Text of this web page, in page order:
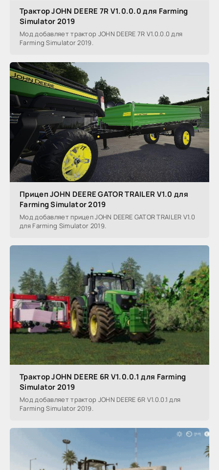
Трактор JOHN DEERE 7R V1.0.0.0 для Farming
Simulator 2019
Мод добавляет трактор JOHN DEERE 7R V1.0.0.0 для
Farming Simulator 2019.
Прицеп JOHN DEERE GATOR TRAILER V1.0 для
Farming Simulator 2019
Мод добавляет прицеп JOHN DEERE GATOR TRAILER V1.0
для Farming Simulator 2019.
Трактор JOHN DEERE 6R V1.0.0.1 для Farming
Simulator 2019
Мод добавляет трактор JOHN DEERE 6R V1.0.0.1 для
Farming Simulator 2019.